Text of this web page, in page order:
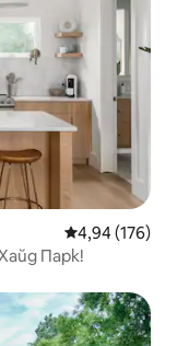
Средна
4,94 (176)
Парк!